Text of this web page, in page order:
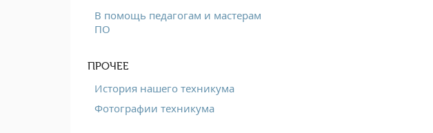
В помощь педагогам и мастерам
ПО
ПРОЧЕЕ
История нашего техникума
Фотографии техникума